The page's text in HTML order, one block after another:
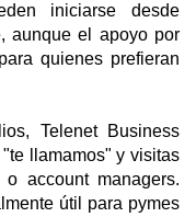
iniciarse desde
aunque el apoyo por
quienes prefieran
Telenet Business
llamamos" y visitas
account managers.
útil para pymes